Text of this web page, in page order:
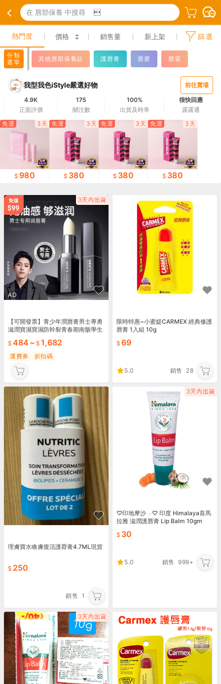
在 唇部保養 中搜尋 
熱門度 價格 銷售量 新上架 篩選
分類
選單
其他唇部保養品 護唇膏 唇蜜 唇霜
我型我色iStyle嚴選好物
前往賣場
4.9K
正面評價
175
關注數
100%
出貨及時率
很快回應
露露通
免運
3天
980
免運 3天
380
免運 3天
380
免運 3天
380
AD
【可開發票】青少年潤唇膏男士專勇
滋潤寶濕寶濕防幹裂青春期南骸學生
484 ~ 1,682
運費券 折扣碼
限時特惠~小蜜媞CARMEX 經典修護
唇膏 1入組 10g
69
5.0 銷售 28
理膚寶水喚膚復活護脣膏4.7ML現貨
250
銷售 1
♡印地摩沙╭♡ 印度 Himalaya喜馬
拉雅 滋潤護唇膏 Lip Balm 10gm
30
5.0 銷售 999+